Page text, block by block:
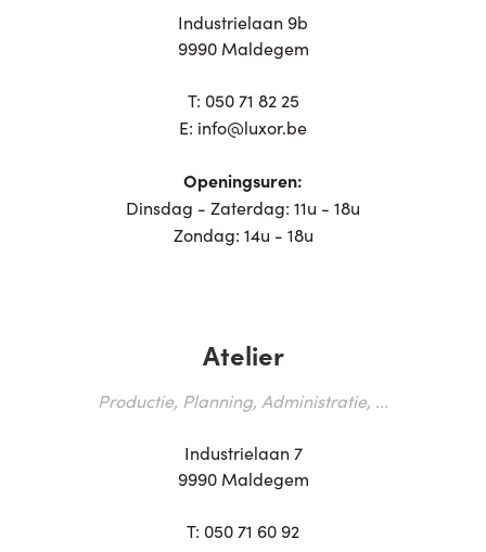
Industrielaan 9b
9990 Maldegem
T: 050 71 82 25
E: info@luxor.be
Openingsuren:
Dinsdag - Zaterdag: 11u - 18u
Zondag: 14u - 18u
Atelier
Productie, Planning, Administratie, ...
Industrielaan 7
9990 Maldegem
T: 050 71 60 92